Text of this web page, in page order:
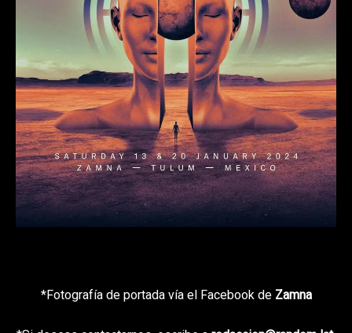
*Fotografía de portada vía el Facebook de Zamna